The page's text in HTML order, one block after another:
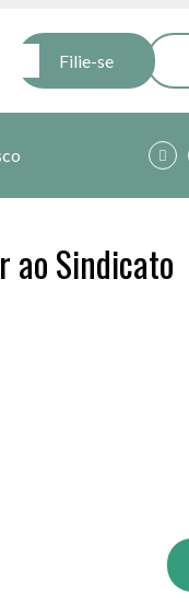
Filie-se
ao Sindicato